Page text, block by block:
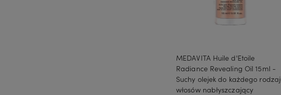
MEDAVITA Huile d'Etoile
Radiance Revealing Oil 15ml -
Suchy olejek do każdego
włosów nabłyszczający